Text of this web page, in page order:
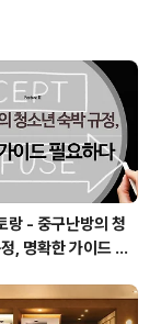
랑 - 중구난방의 청
드 필